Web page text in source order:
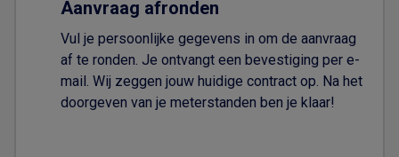
Aanvraag afronden
Vul je persoonlijke gegevens in om de aanvraag
af te ronden. Je ontvangt een bevestiging per e-
mail. Wij zeggen jouw huidige contract op. Na het
doorgeven van je meterstanden ben je klaar!